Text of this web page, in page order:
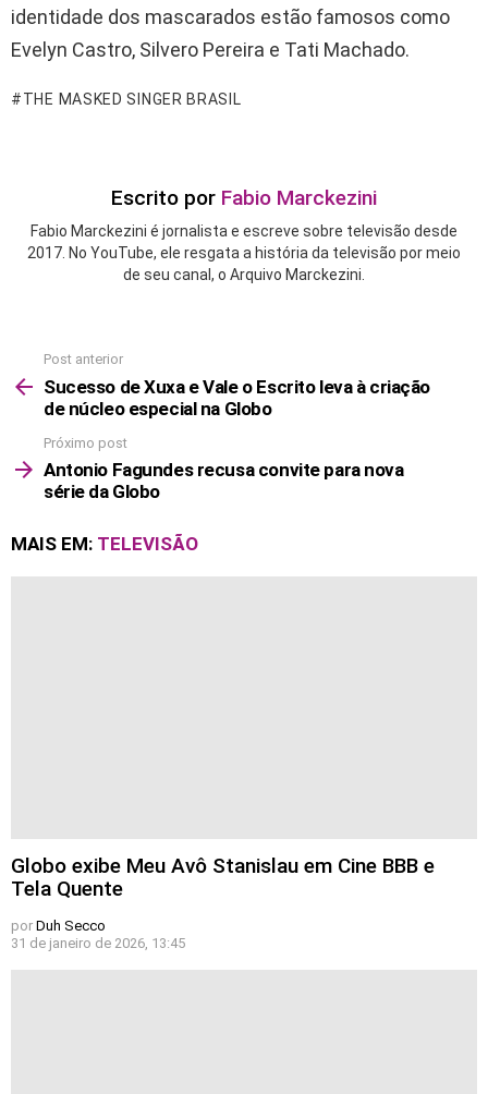
identidade dos mascarados estão famosos como
Evelyn Castro, Silvero Pereira e Tati Machado.
THE MASKED SINGER BRASIL
Escrito por Fabio Marckezini
Fabio Marckezini é jornalista e escreve sobre televisão desde
2017. No YouTube, ele resgata a história da televisão por meio
de seu canal, o Arquivo Marckezini.
more
Post anterior
Sucesso de Xuxa e Vale o Escrito leva à criação
de núcleo especial na Globo
Próximo post
Antonio Fagundes recusa convite para nova
série da Globo
MAIS EM: TELEVISÃO
Globo exibe Meu Avô Stanislau em Cine BBB e
Tela Quente
por Duh Secco
31 de janeiro de 2026, 13:45